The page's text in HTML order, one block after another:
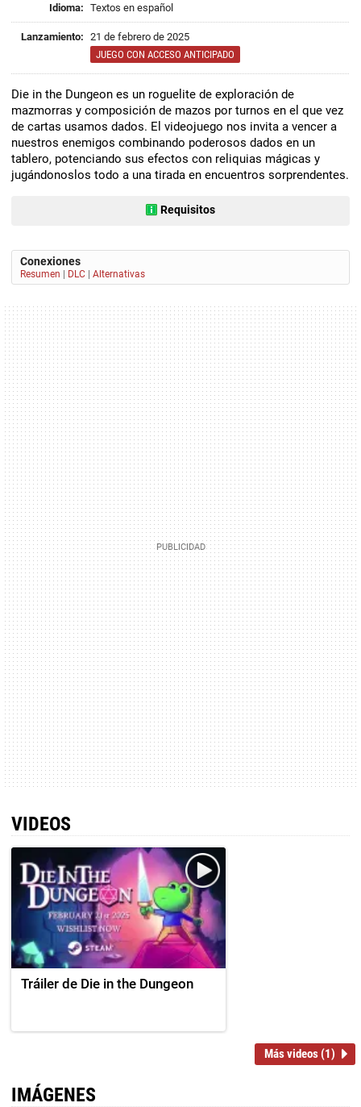
Idioma: Textos en español
Lanzamiento: 21 de febrero de 2025
JUEGO CON ACCESO ANTICIPADO
Die in the Dungeon es un roguelite de exploración de
mazmorras y composición de mazos por turnos en el que vez
de cartas usamos dados. El videojuego nos invita a vencer a
nuestros enemigos combinando poderosos dados en un
tablero, potenciando sus efectos con reliquias mágicas y
jugándonoslos todo a una tirada en encuentros sorprendentes.
Requisitos
Conexiones
Resumen DLC Alternativas
VIDEOS
Tráiler de Die in the Dungeon
Más videos (1)
IMÁGENES